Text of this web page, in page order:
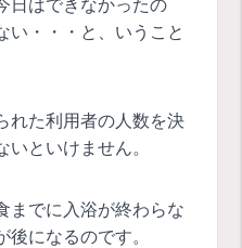
日はできなかったの
い・・・と、いうこと
れた利用者の人数を決
といけません。
までに入浴が終わらな
になるのです。